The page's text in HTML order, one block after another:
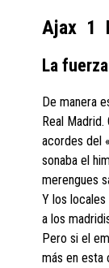
Ajax 1
La
De manera
Real
acordes del
sonaba el
merengues
Y los
a los
Pero si el
más en esta